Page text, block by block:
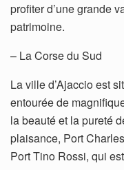
profiter d’une grande
patrimoine.
– La Corse du Sud
La ville d’Ajaccio est
entourée de
la beauté et la pureté
plaisance, Port
Port Tino Rossi, qui